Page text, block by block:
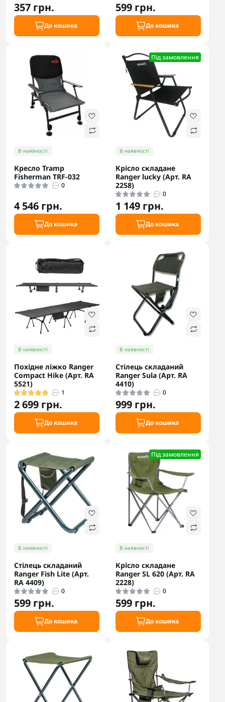
357 грн.
До кошика
599 грн.
До кошика
В наявності
Кресло Tramp
Fisherman TRF-032
0
4 546 грн.
До кошика
Під замовлення
В наявності
Крісло складане
Ranger lucky (Арт. RA
2258)
0
1 149 грн.
До кошика
В наявності
Похідне ліжко Ranger
Compact Hike (Арт. RA
5521)
1
2 699 грн.
До кошика
В наявності
Стілець складаний
Ranger Sula (Арт. RA
4410)
0
999 грн.
До кошика
В наявності
Стілець складаний
Ranger Fish Lite (Арт.
RA 4409)
0
599 грн.
До кошика
Під замовлення
В наявності
Крісло складане
Ranger SL 620 (Арт. RA
2228)
0
599 грн.
До кошика